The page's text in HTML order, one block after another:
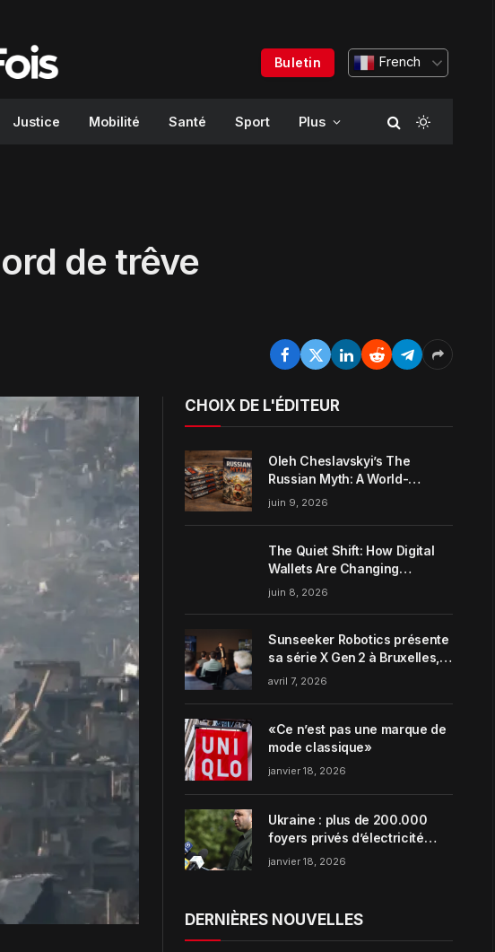
Buletin French
Justice Mobilité Santé Sport Plus
de trêve
CHOIX DE L'ÉDITEUR
Oleh Cheslavskyi’s The
Russian Myth: A World-
Systems Analysis of
juin 9, 2026
The Quiet Shift: How Digital
Wallets Are Changing
Everyday Money Habits in the
juin 8, 2026
Sunseeker Robotics présente
sa série X Gen 2 à Bruxelles,
incarnant parfaitement le
avril 7, 2026
«Ce n’est pas une marque de
mode classique»
janvier 18, 2026
Ukraine : plus de 200.000
foyers privés d’électricité
dans la région de Zaporijjia
janvier 18, 2026
DERNIÈRES NOUVELLES